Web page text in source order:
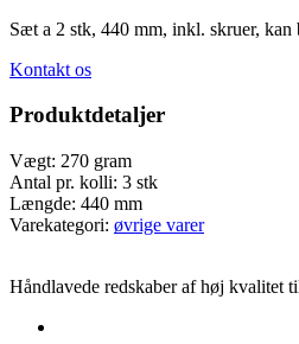
Sæt a 2 stk, 440 mm, inkl. skruer, kan
Kontakt os
Produktdetaljer
Vægt: 270 gram
Antal pr. kolli: 3 stk
Længde: 440 mm
Varekategori: øvrige varer
Håndlavede redskaber af høj kvalitet